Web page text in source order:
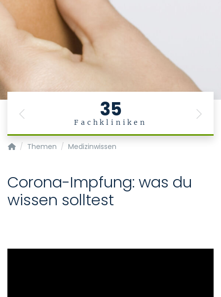
35
Fachkliniken
Previous Next
Medizinische und zahnmedizinische Fachangestellte
Themen Medizinwissen
Corona-Impfung: was du
wissen solltest